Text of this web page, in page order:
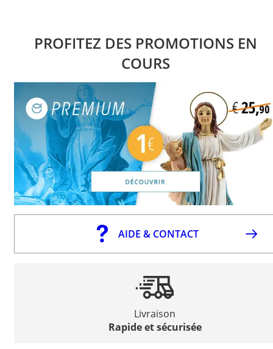
PROFITEZ DES PROMOTIONS EN
COURS
AIDE & CONTACT
Livraison
Rapide et sécurisée